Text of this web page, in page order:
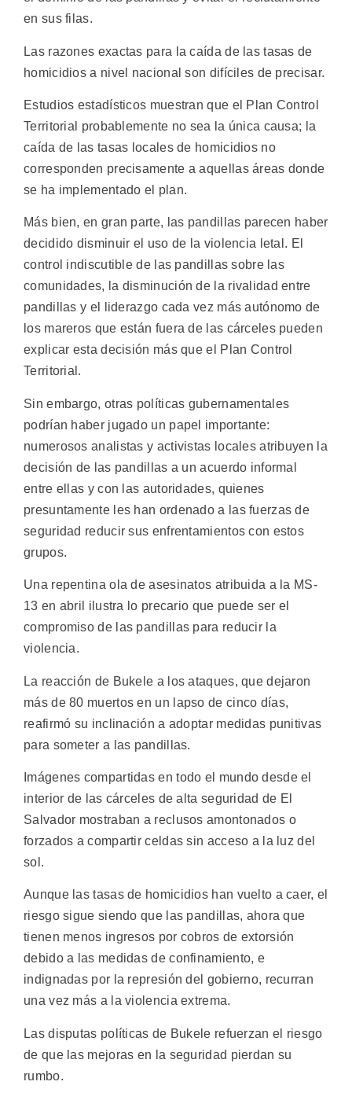
en sus filas.
Las razones exactas para la caída de las tasas de
homicidios a nivel nacional son difíciles de precisar.
Estudios estadísticos muestran que el Plan Control
Territorial probablemente no sea la única causa; la
caída de las tasas locales de homicidios no
corresponden precisamente a aquellas áreas donde
se ha implementado el plan.
Más bien, en gran parte, las pandillas parecen haber
decidido disminuir el uso de la violencia letal. El
control indiscutible de las pandillas sobre las
comunidades, la disminución de la rivalidad entre
pandillas y el liderazgo cada vez más autónomo de
los mareros que están fuera de las cárceles pueden
explicar esta decisión más que el Plan Control
Territorial.
Sin embargo, otras políticas gubernamentales
podrían haber jugado un papel importante:
numerosos analistas y activistas locales atribuyen la
decisión de las pandillas a un acuerdo informal
entre ellas y con las autoridades, quienes
presuntamente les han ordenado a las fuerzas de
seguridad reducir sus enfrentamientos con estos
grupos.
Una repentina ola de asesinatos atribuida a la MS-
13 en abril ilustra lo precario que puede ser el
compromiso de las pandillas para reducir la
violencia.
La reacción de Bukele a los ataques, que dejaron
más de 80 muertos en un lapso de cinco días,
reafirmó su inclinación a adoptar medidas punitivas
para someter a las pandillas.
Imágenes compartidas en todo el mundo desde el
interior de las cárceles de alta seguridad de El
Salvador mostraban a reclusos amontonados o
forzados a compartir celdas sin acceso a la luz del
sol.
Aunque las tasas de homicidios han vuelto a caer, el
riesgo sigue siendo que las pandillas, ahora que
tienen menos ingresos por cobros de extorsión
debido a las medidas de confinamiento, e
indignadas por la represión del gobierno, recurran
una vez más a la violencia extrema.
Las disputas políticas de Bukele refuerzan el riesgo
de que las mejoras en la seguridad pierdan su
rumbo.